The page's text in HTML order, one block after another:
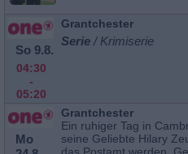
So 9.8.
04:30
-
05:20
Grantchester
Serie / Krimiserie
Mo
Grantchester
Ein ruhiger Tag in
seine Geliebte Hilary
das Postamt werden.